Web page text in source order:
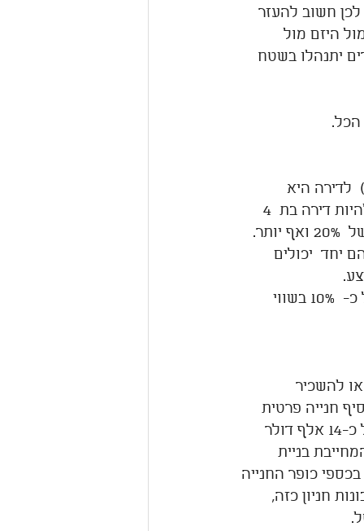
לכן חשוב להעזר
היזם מול
יתנהלו בשטח
הכל.
כלל)  לדירה היא
המתווספת תהיה סביב ה- 12 מ"ר. שניהם יחד  יכולים
השיפוץ החיצוני של הבניין, שהוא חלק בלתי נפרד יכול גם לתרום לעלייה של כ-  10% בשווי
למכור או להשכיר
חנייה פרטית
מקורה, רשאים הדיירים לדרוש כופר חנייה. כופר חנייה זהו תשלום העומד על כ-14 אלף דולר
בניית
כופר החנייה
חניון כזה,